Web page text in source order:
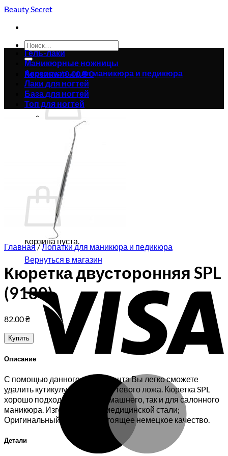
Skip
content
Beauty Secret
Искать:
Корзина /0.00₴0
Корзина пуста.
Вернуться в магазин
Корзина пуста.
Вернуться в магазин
Гель-лаки
Маникюрные ножницы
Аксессуары для маникюра и педикюра
Лаки для ногтей
База для ногтей
Топ для ногтей
Главная/Лопатки для маникюра и педикюра
Кюретка двусторонняя SPL
(9180)
82.00₴
Купить
Описание
С помощью данного инструмента Вы легко сможете
удалить кутикулу или кожу ногтевого ложа. Кюретка SPL
хорошо подходит как для домашнего, так и для салонного
маникюра. Изготовлена из медицинской стали;
Оригинальный дизайн; Настоящее немецкое качество.
Детали